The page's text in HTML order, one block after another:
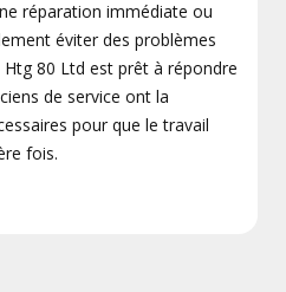
réparation immédiate ou
éviter des problèmes
80 Ltd est prêt à répondre
de service ont la
pour que le travail
fois.